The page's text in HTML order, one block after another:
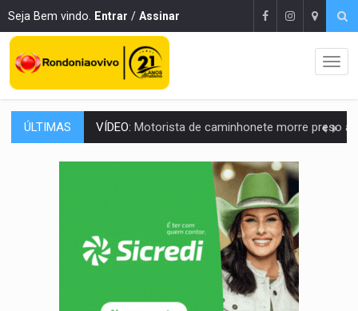
Seja Bem vindo. Entrar / Assinar
ÚLTIMAS LAZER:Seis lugares gratuitos para aproveitar o fim de semana
VÍDEO:FTICCO e Força Tática prendem membro do CV com arma e drogas
Prefeitura fortalece parceria com a APAE para ampliar ações
Exército testa inovações no combate a drones durante
TEMAS SOCIOAMBIENTAIS:Em Itapuã do Oeste, CINEMAZÔNIA leva cinema
Interior de Rondônia terá sábado (8) de calor